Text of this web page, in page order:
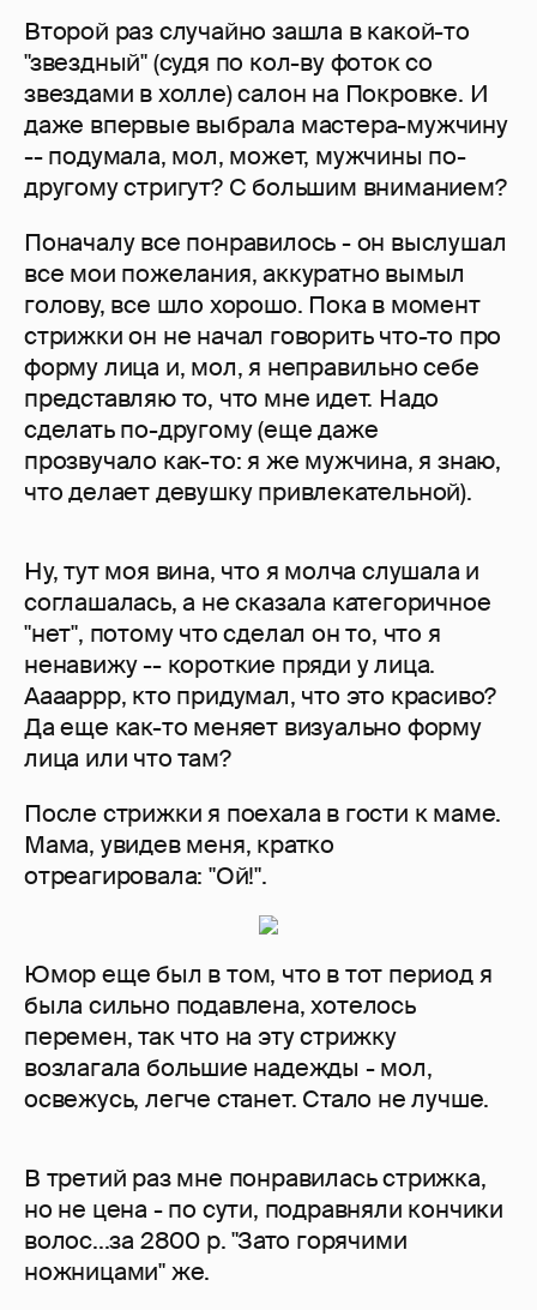
Второй раз случайно зашла в какой-то
"звездный" (судя по кол-ву фоток со
звездами в холле) салон на Покровке. И
даже впервые выбрала мастера-мужчину
-- подумала, мол, может, мужчины по-
другому стригут? С большим вниманием?
Поначалу все понравилось - он выслушал
все мои пожелания, аккуратно вымыл
голову, все шло хорошо. Пока в момент
стрижки он не начал говорить что-то про
форму лица и, мол, я неправильно себе
представляю то, что мне идет. Надо
сделать по-другому (еще даже
прозвучало как-то: я же мужчина, я знаю,
что делает девушку привлекательной).
Ну, тут моя вина, что я молча слушала и
соглашалась, а не сказала категоричное
"нет", потому что сделал он то, что я
ненавижу -- короткие пряди у лица.
Ааааррр, кто придумал, что это красиво?
Да еще как-то меняет визуально форму
лица или что там?
После стрижки я поехала в гости к маме.
Мама, увидев меня, кратко
отреагировала: "Ой!".
Юмор еще был в том, что в тот период я
была сильно подавлена, хотелось
перемен, так что на эту стрижку
возлагала большие надежды - мол,
освежусь, легче станет. Стало не лучше.
В третий раз мне понравилась стрижка,
но не цена - по сути, подравняли кончики
волос...за 2800 р. "Зато горячими
ножницами" же.